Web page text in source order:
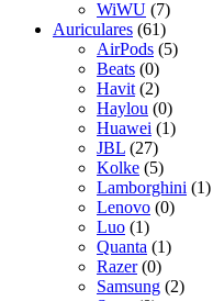
WiWU (7)
Auriculares (61)
AirPods (5)
Beats (0)
Havit (2)
Haylou (0)
Huawei (1)
JBL (27)
Kolke (5)
Lamborghini (1)
Lenovo (0)
Luo (1)
Quanta (1)
Razer (0)
Samsung (2)